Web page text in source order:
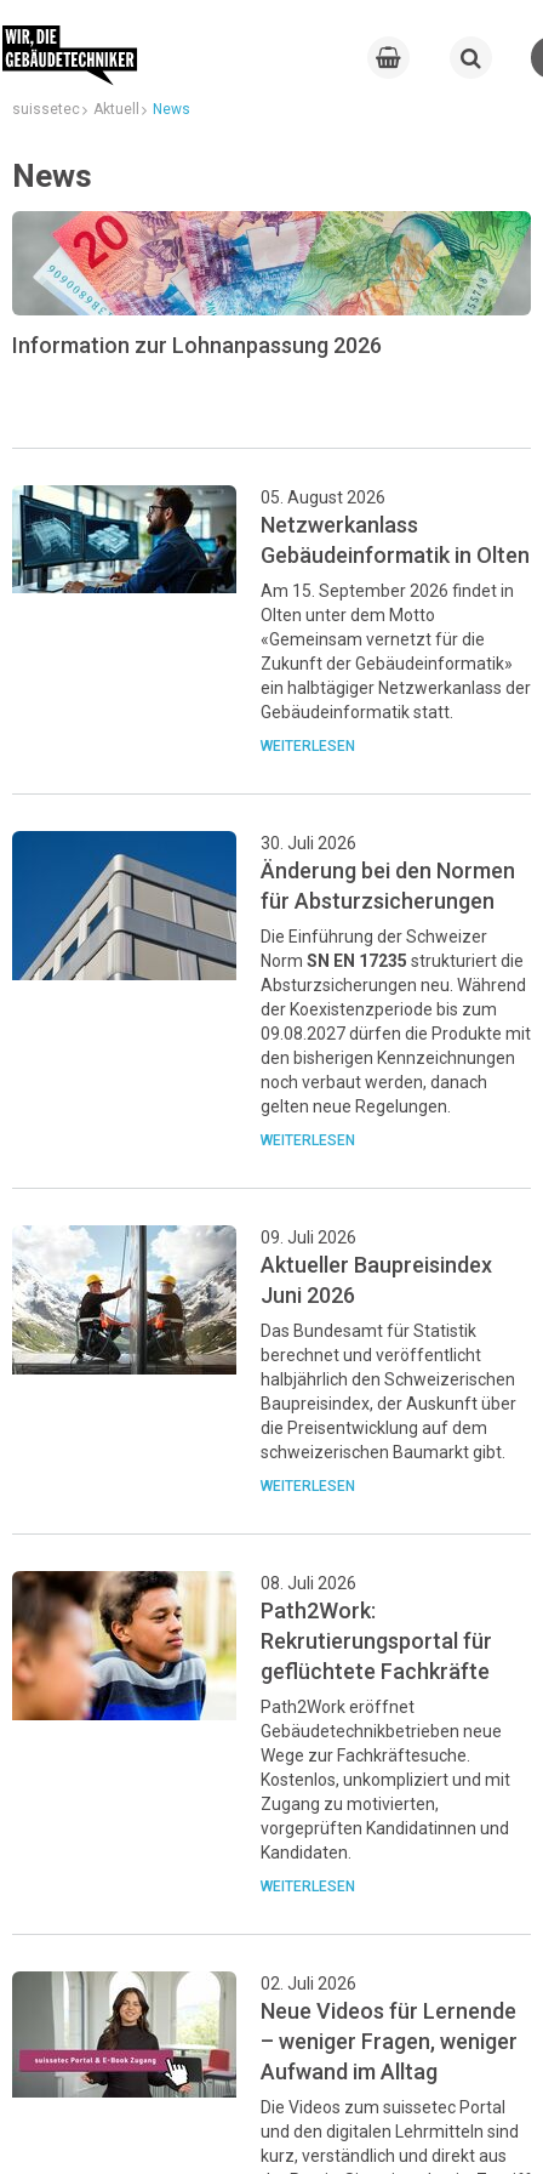
suissetec Aktuell News
News
05. August 2026
Netzwerkanlass
Gebäudeinformatik in Olten
Am 15. September 2026 findet in
Olten unter dem Motto
«Gemeinsam vernetzt für die
Zukunft der Gebäudeinformatik»
ein halbtägiger Netzwerkanlass der
Gebäudeinformatik statt.
WEITERLESEN
30. Juli 2026
Änderung bei den Normen
für Absturzsicherungen
Die Einführung der Schweizer
Norm SN EN 17235 strukturiert die
Absturzsicherungen neu. Während
der Koexistenzperiode bis zum
09.08.2027 dürfen die Produkte mit
den bisherigen Kennzeichnungen
noch verbaut werden, danach
gelten neue Regelungen.
WEITERLESEN
09. Juli 2026
Aktueller Baupreisindex
Juni 2026
Das Bundesamt für Statistik
berechnet und veröffentlicht
halbjährlich den Schweizerischen
Baupreisindex, der Auskunft über
die Preisentwicklung auf dem
schweizerischen Baumarkt gibt.
WEITERLESEN
08. Juli 2026
Path2Work:
Rekrutierungsportal für
geflüchtete Fachkräfte
Path2Work eröffnet
Gebäudetechnikbetrieben neue
Wege zur Fachkräftesuche.
Kostenlos, unkompliziert und mit
Zugang zu motivierten,
vorgeprüften Kandidatinnen und
Kandidaten.
WEITERLESEN
02. Juli 2026
Neue Videos für Lernende
– weniger Fragen, weniger
Aufwand im Alltag
Die Videos zum suissetec Portal
und den digitalen Lehrmitteln sind
kurz, verständlich und direkt aus
Information zur Lohnanpassung 2026